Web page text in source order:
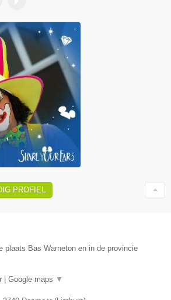
PROFIEL
plaats Bas Warneton en in de provincie
| Google maps ▼